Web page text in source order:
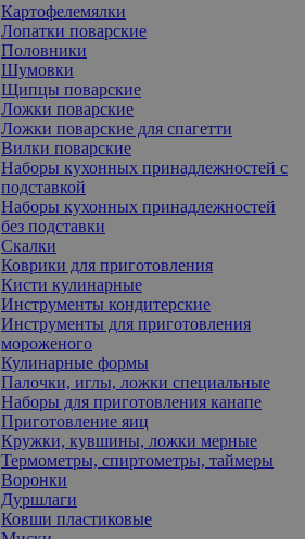
Картофелемялки
Лопатки поварские
Половники
Шумовки
Щипцы поварские
Ложки поварские
Ложки поварские для спагетти
Вилки поварские
Наборы кухонных принадлежностей с
подставкой
Наборы кухонных принадлежностей
без подставки
Скалки
Коврики для приготовления
Кисти кулинарные
Инструменты кондитерские
Инструменты для приготовления
мороженого
Кулинарные формы
Палочки, иглы, ложки специальные
Наборы для приготовления канапе
Приготовление яиц
Кружки, кувшины, ложки мерные
Термометры, спиртометры, таймеры
Воронки
Дуршлаги
Ковши пластиковые